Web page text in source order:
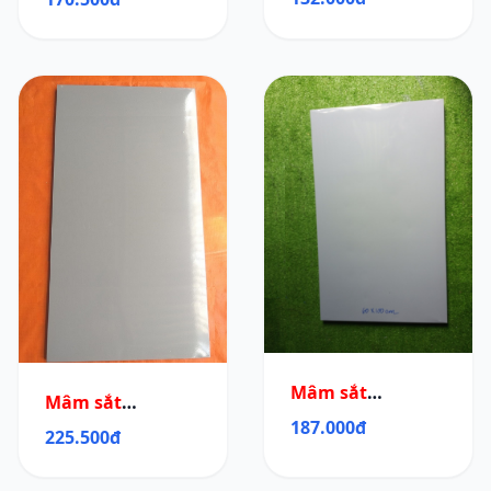
Mâm sắt
60x120cm
225.500đ
Mâm sắt
60x100cm
187.000đ